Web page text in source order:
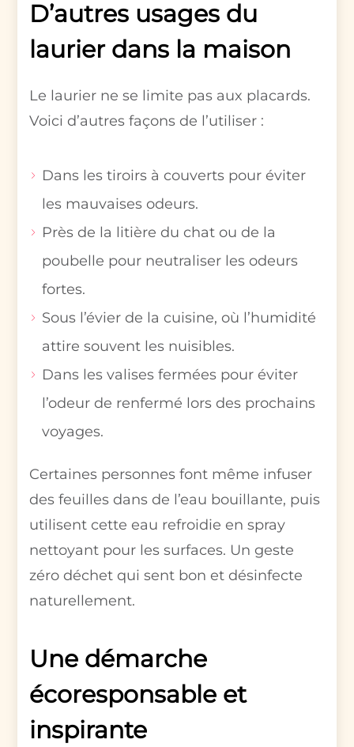
D’autres usages du
laurier dans la maison
Le laurier ne se limite pas aux placards.
Voici d’autres façons de l’utiliser :
Dans les tiroirs à couverts pour éviter
les mauvaises odeurs.
Près de la litière du chat ou de la
poubelle pour neutraliser les odeurs
fortes.
Sous l’évier de la cuisine, où l’humidité
attire souvent les nuisibles.
Dans les valises fermées pour éviter
l’odeur de renfermé lors des prochains
voyages.
Certaines personnes font même infuser
des feuilles dans de l’eau bouillante, puis
utilisent cette eau refroidie en spray
nettoyant pour les surfaces. Un geste
zéro déchet qui sent bon et désinfecte
naturellement.
Une démarche
écoresponsable et
inspirante